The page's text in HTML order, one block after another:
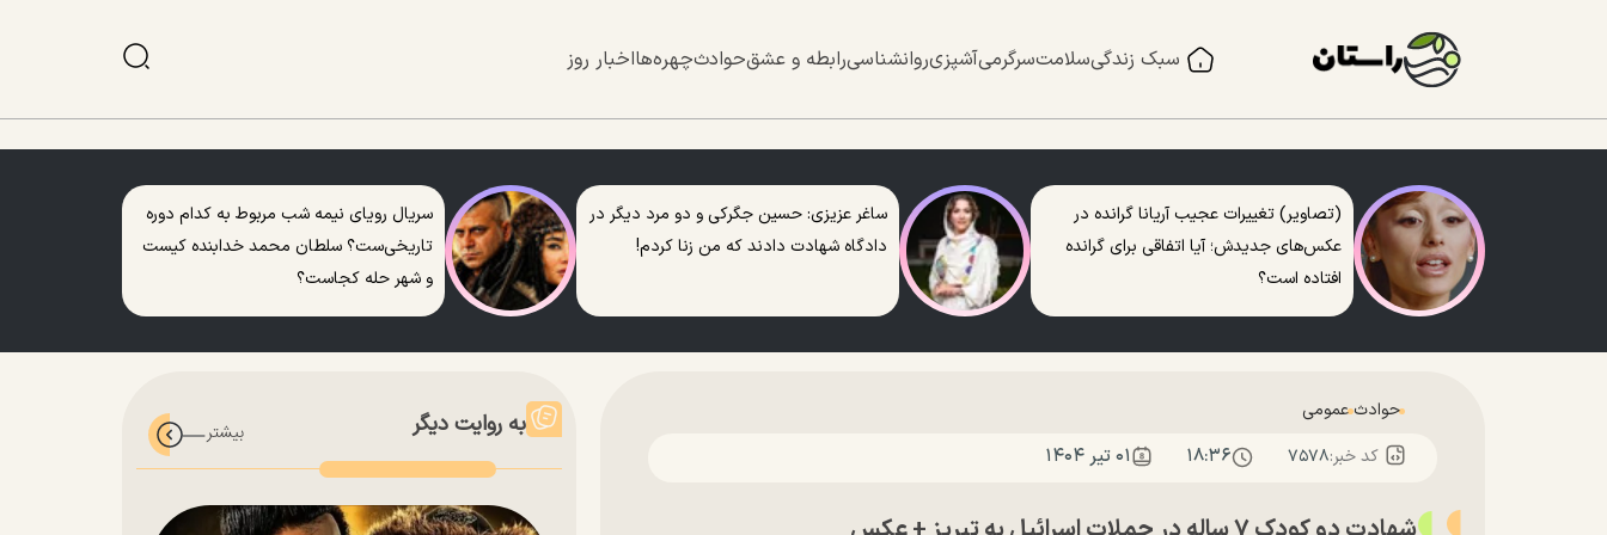
سبک زندگیسلامتسرگرمیآشپزیروانشناسیرابطه و عشقحوادثچهره‌هااخبار روز
(تصاویر) تغییرات عجیب آریانا گرانده در
عکس‌های جدیدش؛ آیا اتفاقی برای گرانده
افتاده است؟
ساغر عزیزی: حسین جگرکی و دو مرد دیگر در
دادگاه شهادت دادند که من زنا کردم!
سریال رویای نیمه شب مربوط به کدام دوره
تاریخی‌ست؟ سلطان محمد خدابنده کیست
و شهر حله کجاست؟
حوادث عمومی
کد خبر:۷۵۷۸ ۱۸:۳۶ ۰۱ تير ۱۴۰۴
به روایت دیگر